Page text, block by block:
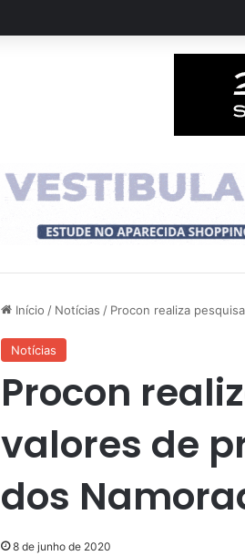
Início / Notícias / Procon realiza
Notícias
Procon
valores de
dos
8 de junho de 2020